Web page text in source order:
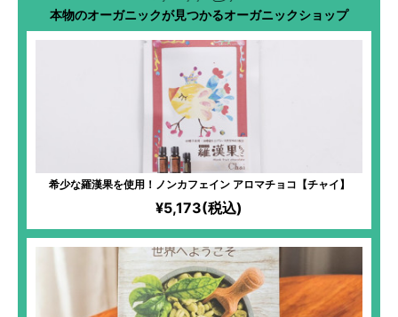
本物のオーガニックが見つかるオーガニックショップ
希少な羅漢果を使用！ノンカフェイン アロマチョコ【チャイ】
¥5,173(税込)